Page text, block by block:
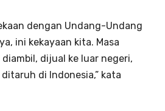
dengan Undang-Undang
ini kekayaan kita. Masa
dijual ke luar negeri,
di Indonesia,” kata